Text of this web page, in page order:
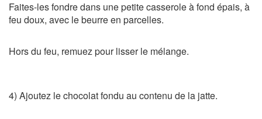
Faites-les fondre dans une petite casserole à fond épais, à
feu doux, avec le beurre en parcelles.
Hors du feu, remuez pour lisser le mélange.
4) Ajoutez le chocolat fondu au contenu de la jatte.